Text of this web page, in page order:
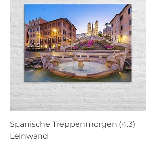
Spanische Treppenmorgen (4:3)
Leinwand